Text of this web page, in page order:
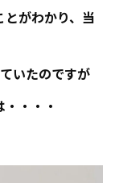
がわかり、当
いたのですが
・・・